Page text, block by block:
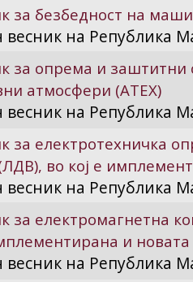
за безбедност на
весник на Република
за опрема и заштитни
атмосфери (АТЕХ)
весник на Република
за електротехничка
во кој е
весник на Република
за електромагнетна
и
весник на Република